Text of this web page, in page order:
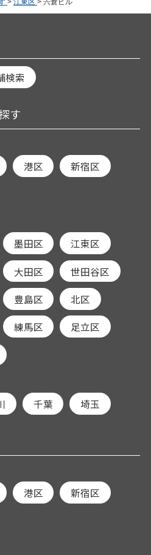
検索
す
港区 新宿区
墨田区 江東区
大田区 世田谷区
豊島区 北区
練馬区 足立区
千葉 埼玉
港区 新宿区